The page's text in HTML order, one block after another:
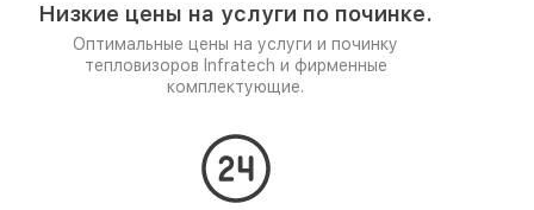
Низкие цены на услуги по починке.
Оптимальные цены на услуги и починку
тепловизоров Infratech и фирменные
комплектующие.